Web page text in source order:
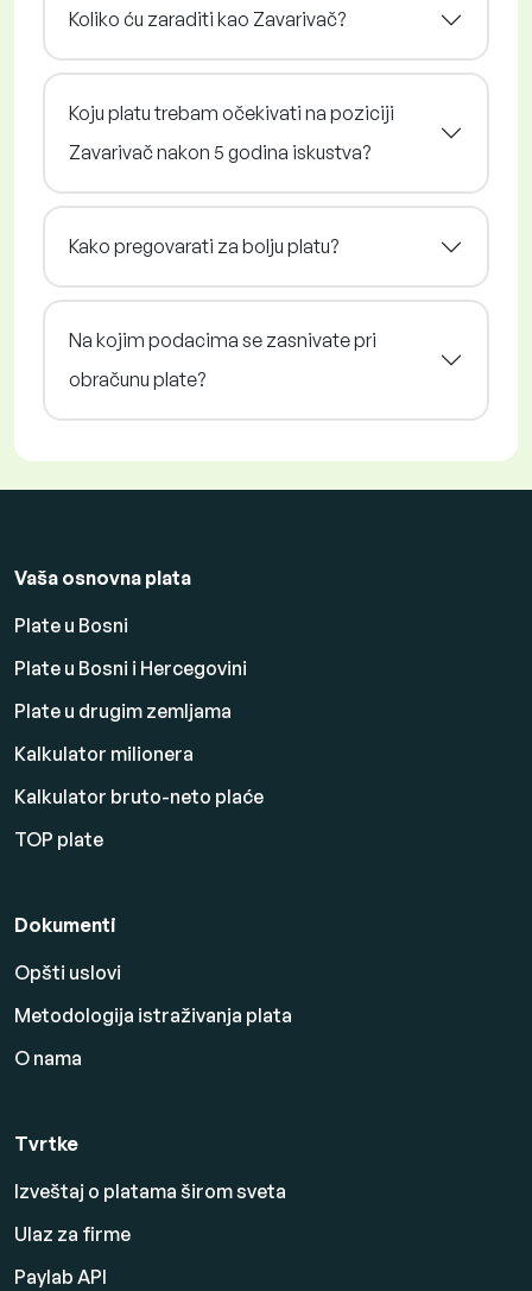
Koliko ću zaraditi kao Zavarivač?
Koju platu trebam očekivati na poziciji
Zavarivač nakon 5 godina iskustva?
Kako pregovarati za bolju platu?
Na kojim podacima se zasnivate pri
obračunu plate?
Vaša osnovna plata
Plate u Bosni
Plate u Bosni i Hercegovini
Plate u drugim zemljama
Kalkulator milionera
Kalkulator bruto-neto plaće
TOP plate
Dokumenti
Opšti uslovi
Metodologija istraživanja plata
O nama
Tvrtke
Izveštaj o platama širom sveta
Ulaz za firme
Paylab API